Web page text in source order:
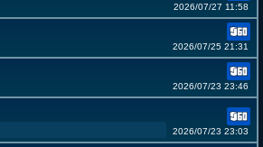
2026/07/27 11:58
2026/07/25 21:31
2026/07/23 23:46
2026/07/23 23:03